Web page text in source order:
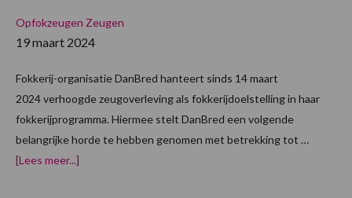
Opfokzeugen Zeugen
19 maart 2024
Fokkerij-organisatie DanBred hanteert sinds 14 maart
2024 verhoogde zeugoverleving als fokkerijdoelstelling in haar
fokkerijprogramma. Hiermee stelt DanBred een volgende
belangrijke horde te hebben genomen met betrekking tot …
[Lees meer...]